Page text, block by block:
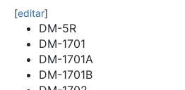
[editar]
DM-5R
DM-1701
DM-1701A
DM-1701B